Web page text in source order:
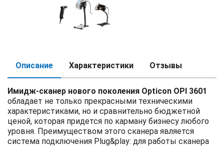
Описание Характеристики Отзывы
Имидж-сканер нового поколения Opticon OPI 3601
обладает не только прекрасными техническими
характеристиками, но и сравнительно бюджетной
ценой, которая придется по карману бизнесу любого
уровня. Преимуществом этого сканера является
система подключения Plug&play: для работы сканера